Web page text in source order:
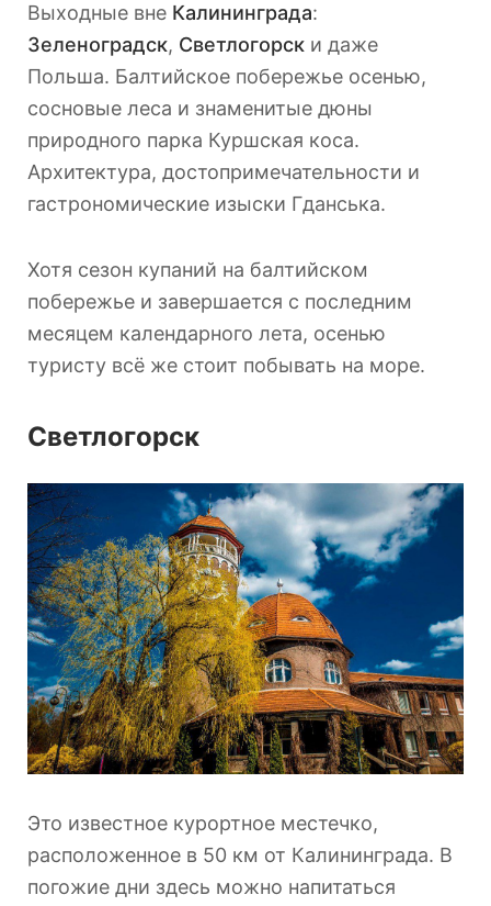
Выходные вне Калининграда:
Зеленоградск, Светлогорск и даже
Польша. Балтийское побережье осенью,
сосновые леса и знаменитые дюны
природного парка Куршская коса.
Архитектура, достопримечательности и
гастрономические изыски Гданська.
Хотя сезон купаний на балтийском
побережье и завершается с последним
месяцем календарного лета, осенью
туристу всё же стоит побывать на море.
Светлогорск
Это известное курортное местечко,
расположенное в 50 км от Калининграда. В
погожие дни здесь можно напитаться